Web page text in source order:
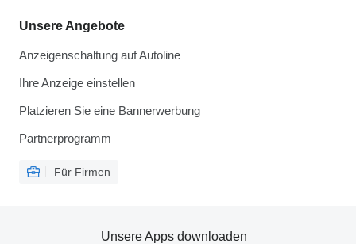
Unsere Angebote
Anzeigenschaltung auf Autoline
Ihre Anzeige einstellen
Platzieren Sie eine Bannerwerbung
Partnerprogramm
Für Firmen
Unsere Apps downloaden